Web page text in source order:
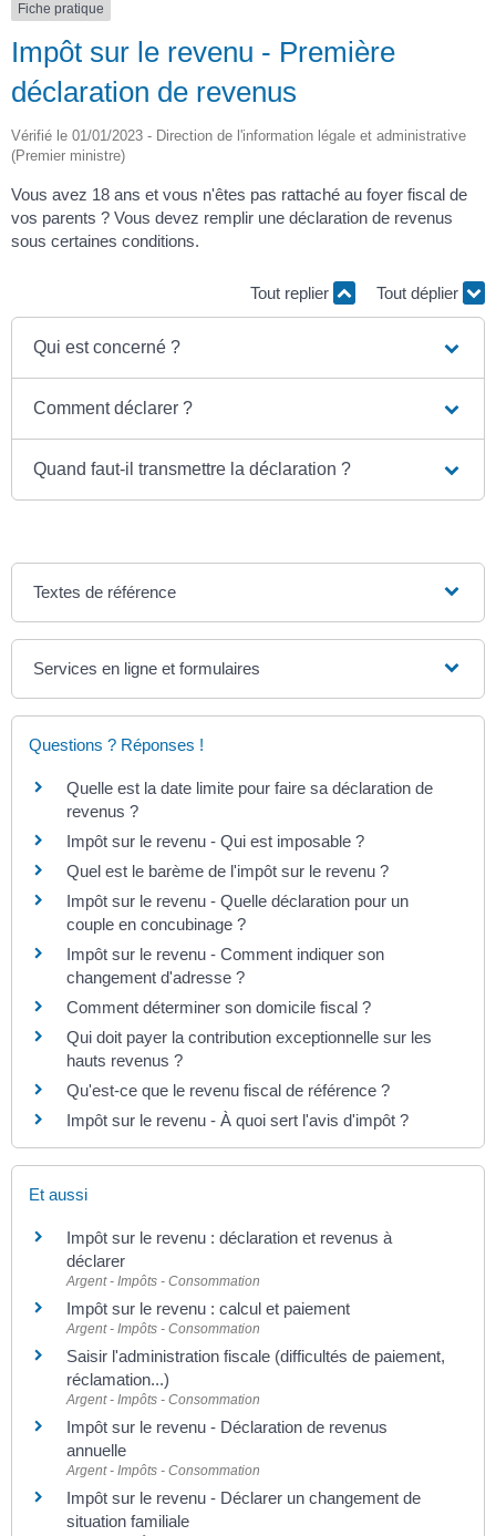
Fiche pratique
Impôt sur le revenu - Première
déclaration de revenus
Vérifié le 01/01/2023 - Direction de l'information légale et administrative
(Premier ministre)
Vous avez 18 ans et vous n'êtes pas rattaché au foyer fiscal de
vos parents ? Vous devez remplir une déclaration de revenus
sous certaines conditions.
Tout replier Tout déplier
Qui est concerné ?
Comment déclarer ?
Quand faut-il transmettre la déclaration ?
Textes de référence
Services en ligne et formulaires
Questions ? Réponses !
Quelle est la date limite pour faire sa déclaration de
revenus ?
Impôt sur le revenu - Qui est imposable ?
Quel est le barème de l'impôt sur le revenu ?
Impôt sur le revenu - Quelle déclaration pour un
couple en concubinage ?
Impôt sur le revenu - Comment indiquer son
changement d'adresse ?
Comment déterminer son domicile fiscal ?
Qui doit payer la contribution exceptionnelle sur les
hauts revenus ?
Qu'est-ce que le revenu fiscal de référence ?
Impôt sur le revenu - À quoi sert l'avis d'impôt ?
Et aussi
Impôt sur le revenu : déclaration et revenus à
déclarer
Argent - Impôts - Consommation
Impôt sur le revenu : calcul et paiement
Argent - Impôts - Consommation
Saisir l'administration fiscale (difficultés de paiement,
réclamation...)
Argent - Impôts - Consommation
Impôt sur le revenu - Déclaration de revenus
annuelle
Argent - Impôts - Consommation
Impôt sur le revenu - Déclarer un changement de
situation familiale